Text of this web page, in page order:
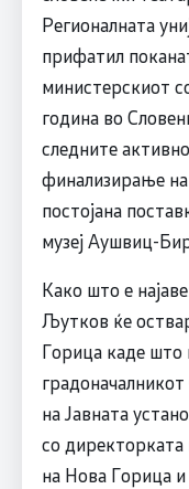
Регионалната
прифатил
министерскиот
година во
следните
финализирање
постојана
музеј Аушвиц-
Како што е
Љутков ќе
Горица каде што
на Јавната
со директорката
на Нова Горица